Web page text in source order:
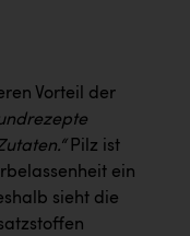
Vorteil der
Pilz ist
ein
sieht die